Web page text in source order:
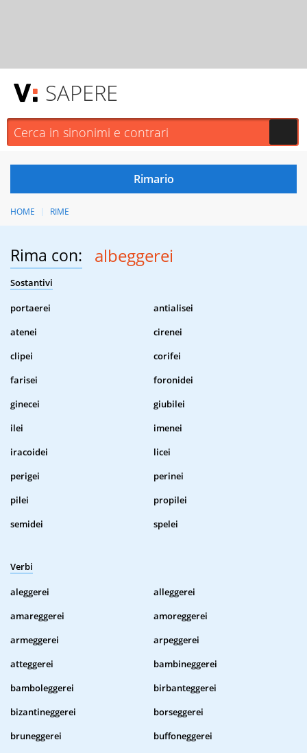
SAPERE
HOME RIME
Rima con: albeggerei
Sostantivi
portaerei
antialisei
atenei
cirenei
clipei
corifei
farisei
foronidei
ginecei
giubilei
ilei
imenei
iracoidei
licei
perigei
perinei
pilei
propilei
semidei
spelei
Verbi
aleggerei
alleggerei
amareggerei
amoreggerei
armeggerei
arpeggerei
atteggerei
bambineggerei
bamboleggerei
birbanteggerei
bizantineggerei
borseggerei
bruneggerei
buffoneggerei